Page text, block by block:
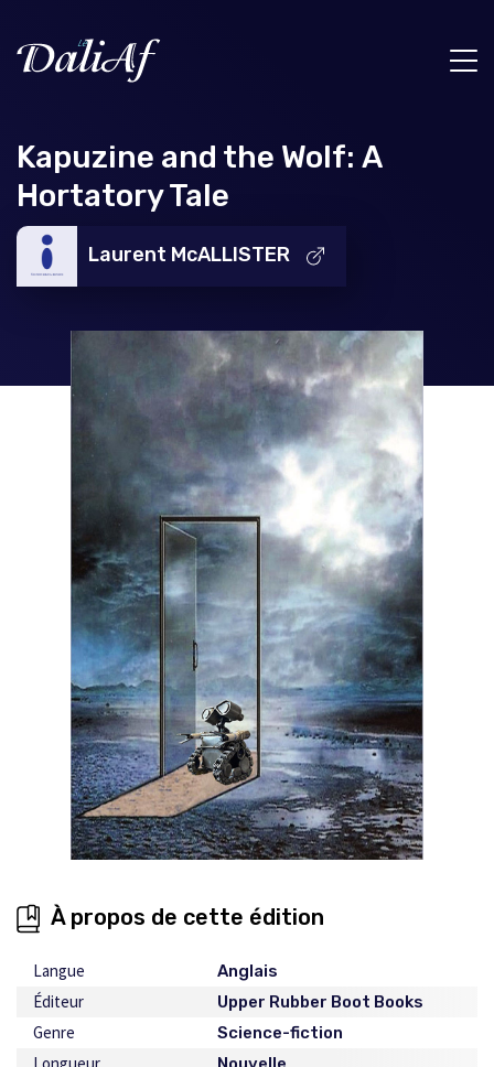
Kapuzine and the Wolf: A
Hortatory Tale
Laurent McALLISTER
À propos de cette édition
Langue Anglais
Éditeur Upper Rubber Boot Books
Genre Science-fiction